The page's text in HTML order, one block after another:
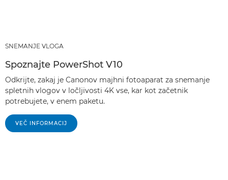
SNEMANJE VLOGA
Spoznajte PowerShot V10
Odkrijte, zakaj je Canonov majhni fotoaparat za snemanje
spletnih vlogov v ločljivosti 4K vse, kar kot začetnik
potrebujete, v enem paketu.
VEČ INFORMACIJ